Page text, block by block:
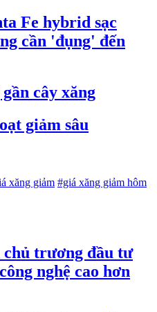
Fe hybrid sạc
cần 'đụng' đến
cây xăng
giảm sâu
xăng giảm #giá xăng giảm hôm
trương đầu tư
nghệ cao hơn